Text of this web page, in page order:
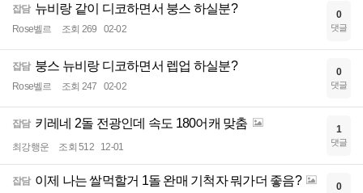
잡담 뉴비랑 같이 디코하면서 붕스 하실분?
Rose벨르 조회 269 02-02
0
댓글
잡담 붕스 뉴비랑 디코하면서 렙업 하실분?
Rose벨르 조회 247 02-02
0
댓글
잡담 키레네 2돌 전광인데 속도 180어캐 맞춤
최강행운 조회 512 12-01
1
댓글
잡담 이제 나는 쌀먹할거 1돌 완매 기척자 뭐가더 좋음? 0